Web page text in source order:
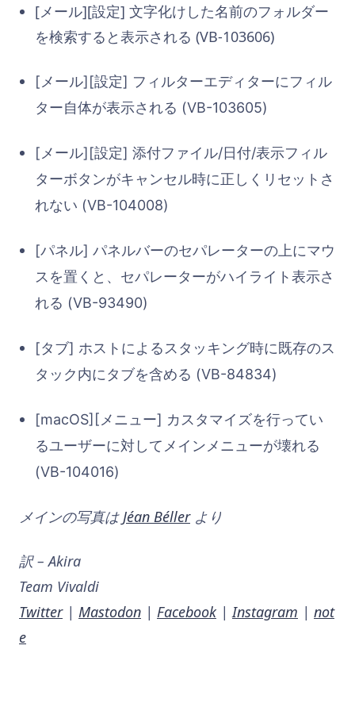
[メール][設定] 文字化けした名前のフォルダー
を検索すると表示される (VB-103606)
[メール][設定] フィルターエディターにフィル
ター自体が表示される (VB-103605)
[メール][設定] 添付ファイル/日付/表示フィル
ターボタンがキャンセル時に正しくリセットさ
れない (VB-104008)
[パネル] パネルバーのセパレーターの上にマウ
スを置くと、セパレーターがハイライト表示さ
れる (VB-93490)
[タブ] ホストによるスタッキング時に既存のス
タック内にタブを含める (VB-84834)
[macOS][ メニュー] カスタマイズを行ってい
るユーザーに対してメインメニューが壊れる
(VB-104016)
メインの写真は Jéan Béller より
訳 – Akira
Team Vivaldi
Twitter| Mastodon | Facebook | Instagram | not
e